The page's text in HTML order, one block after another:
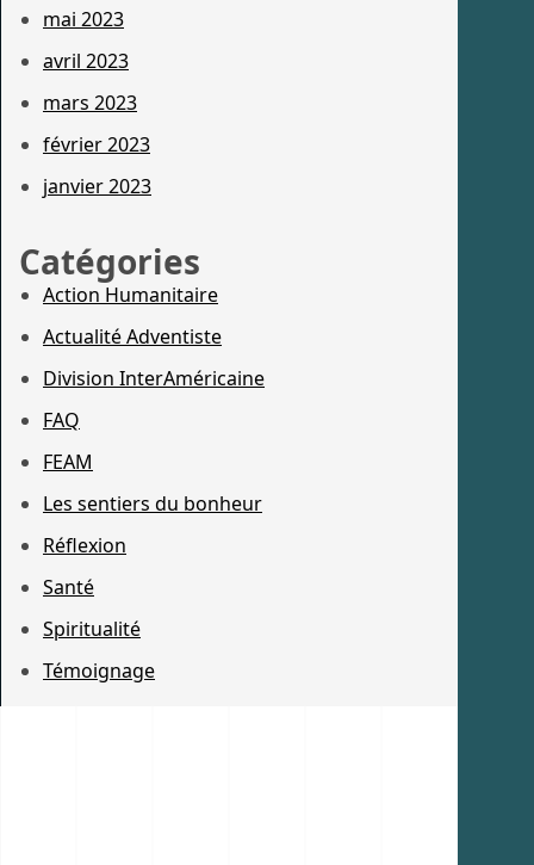
mai 2023
avril 2023
mars 2023
février 2023
janvier 2023
Catégories
Action Humanitaire
Actualité Adventiste
Division InterAméricaine
FAQ
FEAM
Les sentiers du bonheur
Réflexion
Santé
Spiritualité
Témoignage